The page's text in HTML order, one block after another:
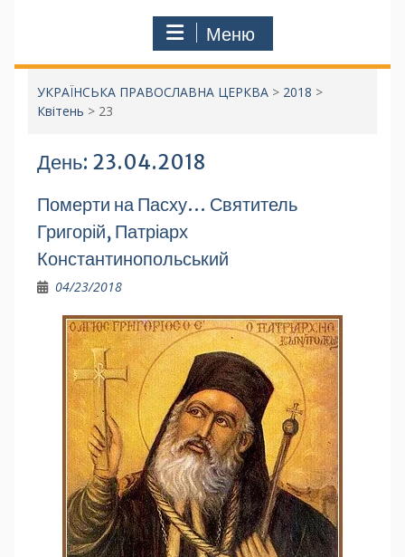
Меню
УКРАЇНСЬКА ПРАВОСЛАВНА ЦЕРКВА> 2018 >
Квітень > 23
День: 23.04.2018
Померти на Пасху… Святитель
Григорій, Патріарх
Константинопольський
04/23/2018